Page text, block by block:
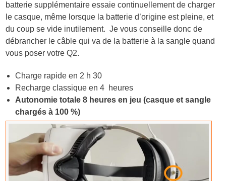
batterie supplémentaire essaie continuellement de charger
le casque, même lorsque la batterie d’origine est pleine, et
du coup se vide inutilement. Je vous conseille donc de
débrancher le câble qui va de la batterie à la sangle quand
vous poser votre Q2.
Charge rapide en 2 h 30
Recharge classique en 4 heures
Autonomie totale 8 heures en jeu (casque et sangle
chargés à 100 %)